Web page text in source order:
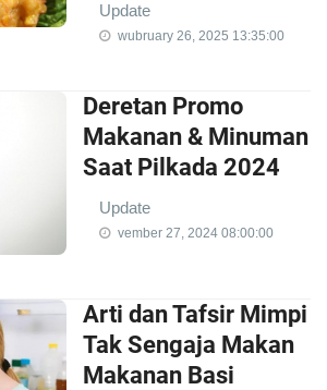
Update
wubruary 26, 2025 13:35:00
Deretan Promo
Makanan & Minuman
Saat Pilkada 2024
Update
vember 27, 2024 08:00:00
Arti dan Tafsir Mimpi
Tak Sengaja Makan
Makanan Basi